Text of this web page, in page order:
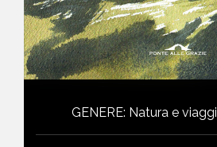
GENERE: Natura e viaggi